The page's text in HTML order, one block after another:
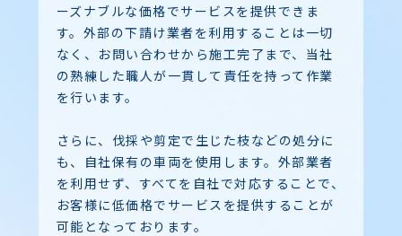
ーズナブルな価格でサービスを提供できま
す。外部の下請け業者を利用することは一切
なく、お問い合わせから施工完了まで、当社
の熟練した職人が一貫して責任を持って作業
を行います。
さらに、伐採や剪定で生じた枝などの処分に
も、自社保有の車両を使用します。外部業者
を利用せず、すべてを自社で対応することで、
お客様に低価格でサービスを提供することが
可能となっております。